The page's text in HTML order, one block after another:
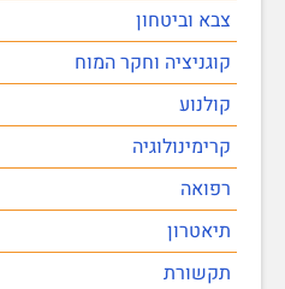
צבא וביטחון
קוגניציה וחקר המוח
קולנוע
קרימינולוגיה
רפואה
תיאטרון
תקשורת